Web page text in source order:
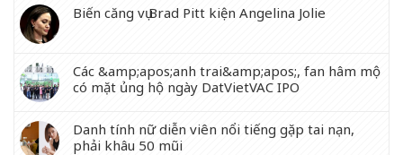
Biến căng vụ Brad Pitt kiện Angelina Jolie
Các &amp;apos;anh trai&amp;apos;, fan hâm mộ
có mặt ủng hộ ngày DatVietVAC IPO
Danh tính nữ diễn viên nổi tiếng gặp tai nạn,
phải khâu 50 mũi